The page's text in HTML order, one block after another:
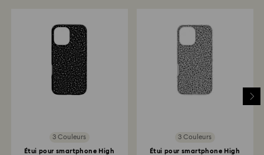
3 Couleurs
Étui pour smartphone High
3 Couleurs
Étui pour smartphone High